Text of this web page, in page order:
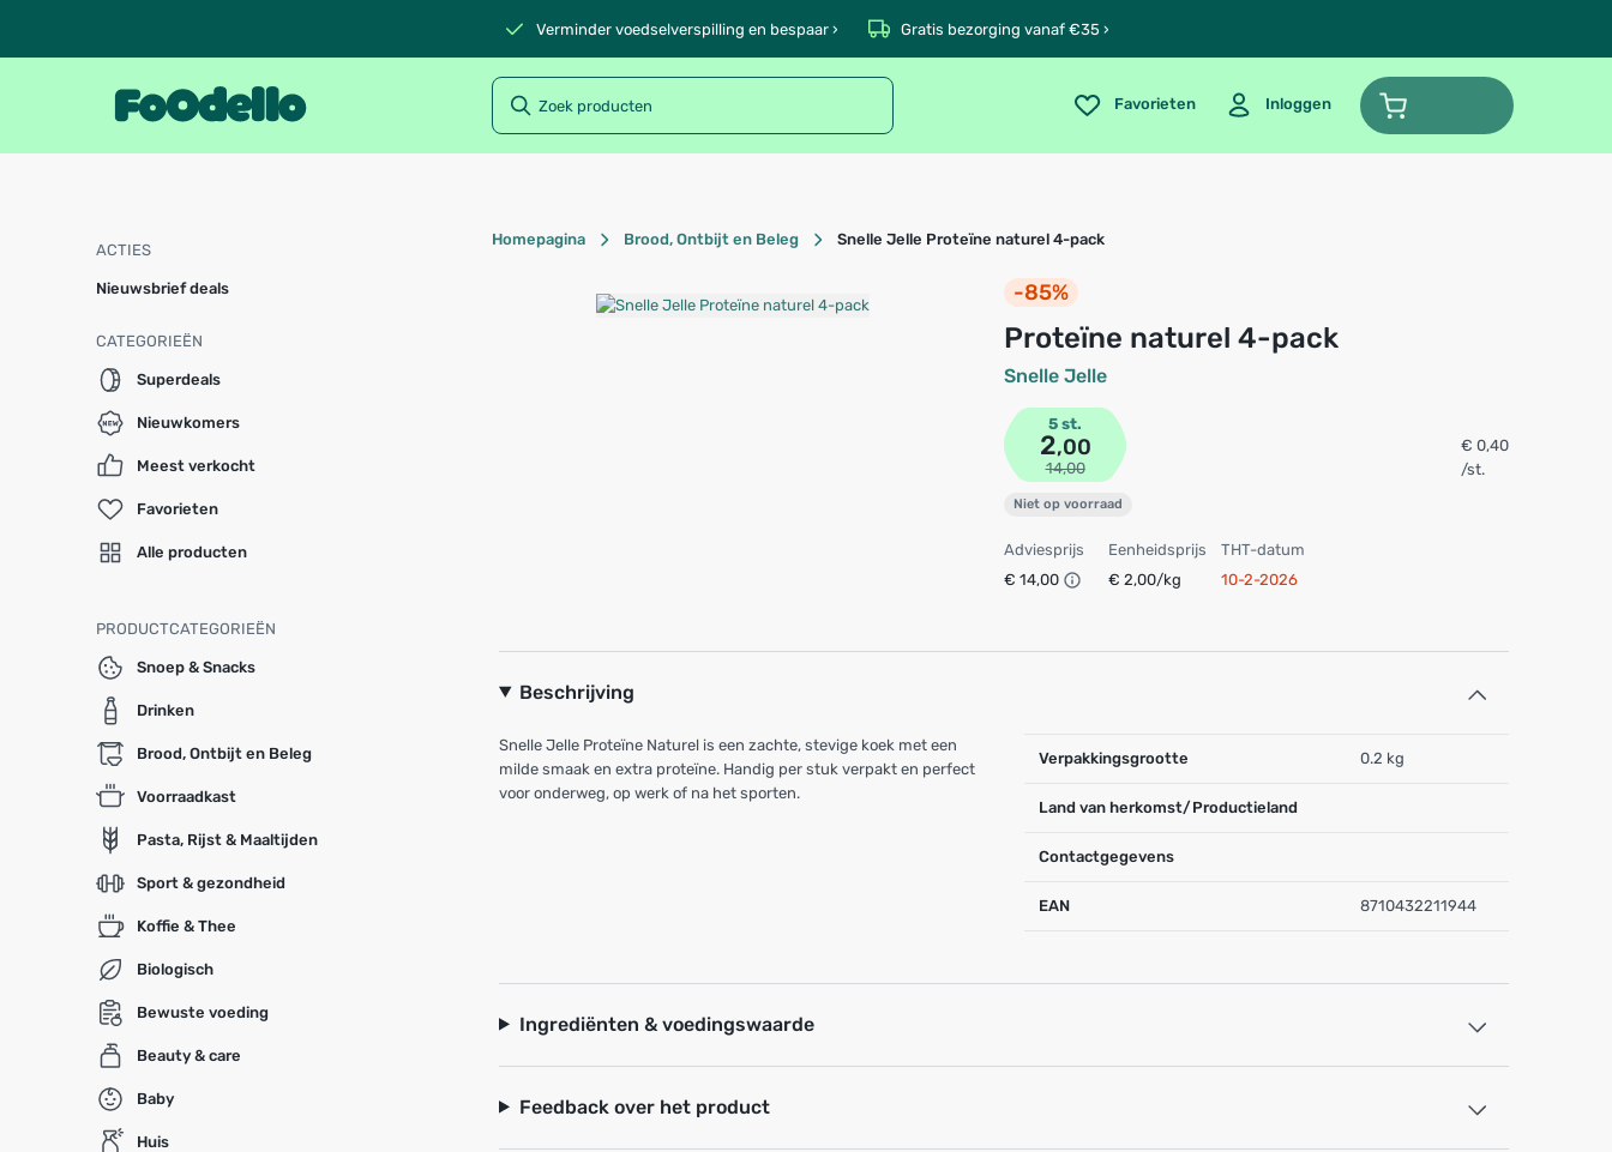
Verminder voedselverspilling en bespaar › Gratis bezorging vanaf €35 ›
Favorieten Inloggen
ACTIES
Nieuwsbrief deals
CATEGORIEËN
Superdeals
Nieuwkomers
Meest verkocht
Favorieten
Alle producten
PRODUCTCATEGORIEËN
Snoep & Snacks
Drinken
Brood, Ontbijt en Beleg
Voorraadkast
Pasta, Rijst & Maaltijden
Sport & gezondheid
Koffie & Thee
Biologisch
Bewuste voeding
Beauty & care
Baby
Huis
Homepagina Brood, Ontbijt en Beleg Snelle Jelle Proteïne naturel 4-pack
-85%
Proteïne naturel 4-pack
Snelle Jelle
5 st.
2,00
14,00
€ 0,40
/st.
Niet op voorraad
Adviesprijs
€ 14,00
Eenheidsprijs
€ 2,00/kg
THT-datum
10-2-2026
Beschrijving
Snelle Jelle Proteïne Naturel is een zachte, stevige koek met een
milde smaak en extra proteïne. Handig per stuk verpakt en perfect
voor onderweg, op werk of na het sporten.
Verpakkingsgrootte 0.2 kg
Land van herkomst/Productieland
Contactgegevens
EAN 8710432211944
Ingrediënten & voedingswaarde
Feedback over het product